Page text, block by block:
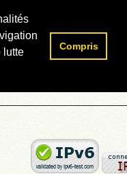
lutte
Compris
Rechercher :